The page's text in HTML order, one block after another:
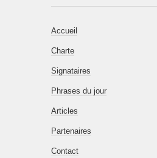
Accueil
Charte
Signataires
Phrases du jour
Articles
Partenaires
Contact